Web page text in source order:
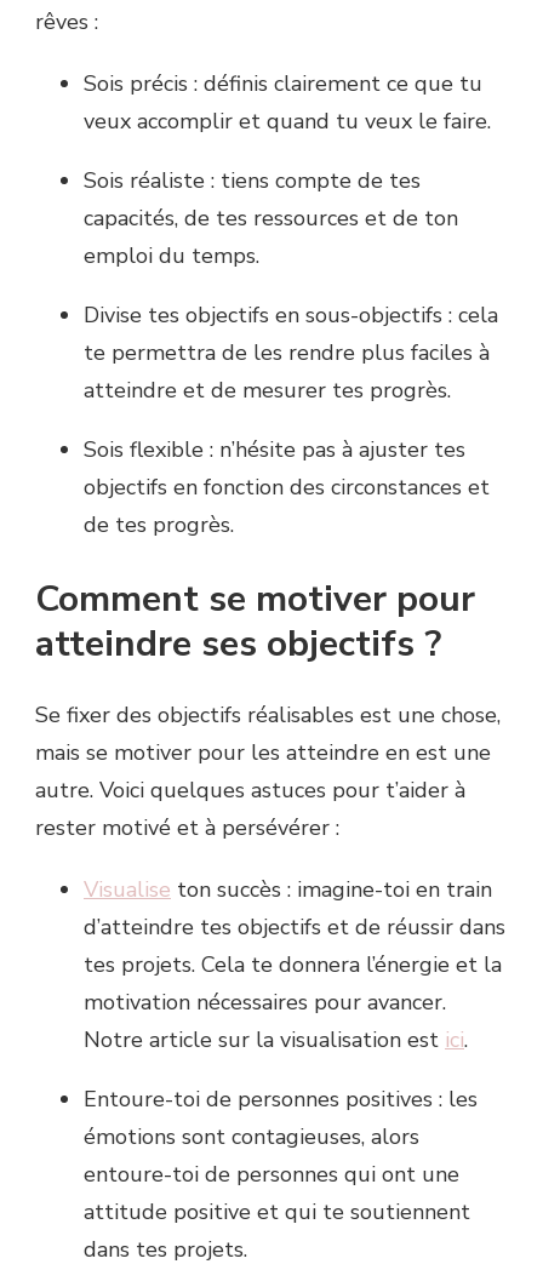
rêves :
Sois précis : définis clairement ce que tu
veux accomplir et quand tu veux le faire.
Sois réaliste : tiens compte de tes
capacités, de tes ressources et de ton
emploi du temps.
Divise tes objectifs en sous-objectifs : cela
te permettra de les rendre plus faciles à
atteindre et de mesurer tes progrès.
Sois flexible : n’hésite pas à ajuster tes
objectifs en fonction des circonstances et
de tes progrès.
Comment se motiver pour
atteindre ses objectifs ?
Se fixer des objectifs réalisables est une chose,
mais se motiver pour les atteindre en est une
autre. Voici quelques astuces pour t’aider à
rester motivé et à persévérer :
Visualise ton succès : imagine-toi en train
d’atteindre tes objectifs et de réussir dans
tes projets. Cela te donnera l’énergie et la
motivation nécessaires pour avancer.
Notre article sur la visualisation est ici.
Entoure-toi de personnes positives : les
émotions sont contagieuses, alors
entoure-toi de personnes qui ont une
attitude positive et qui te soutiennent
dans tes projets.